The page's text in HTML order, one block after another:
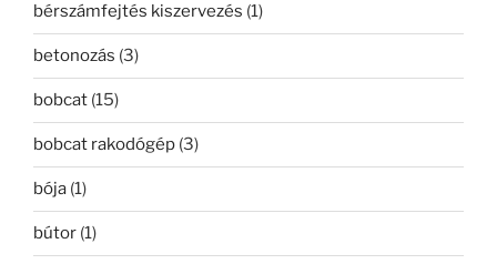
bérszámfejtés kiszervezés (1)
betonozás (3)
bobcat (15)
bobcat rakodógép (3)
bója (1)
bútor (1)